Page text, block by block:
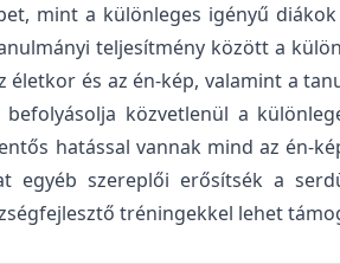
mint a különleges igényű
teljesítmény között a
és az én-kép, valamint a
közvetlenül a
hatással vannak mind az én-
egyéb szereplői erősítsék a
tréningekkel lehet